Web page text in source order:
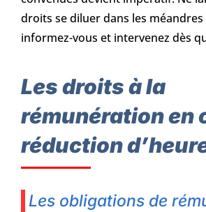
droits se diluer dans les
informez-vous et intervenez dès
Les droits à la
rémunération en
réduction
Les obligations de